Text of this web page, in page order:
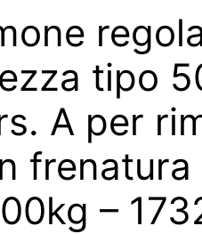
tipo
A per
frenatura
–